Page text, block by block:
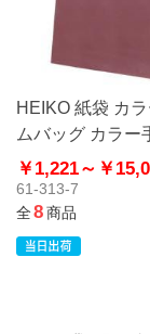
HEIKO 紙袋 カ
ムバッグ カラー
エンジ
￥1,221～ ￥
61-313-7
全8商品